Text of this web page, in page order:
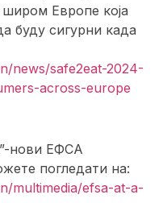
Европе која
буду сигурни када
news/safe2eat-2024-
across-europe
нови ЕФСА
погледати на:
multimedia/efsa-at-a-